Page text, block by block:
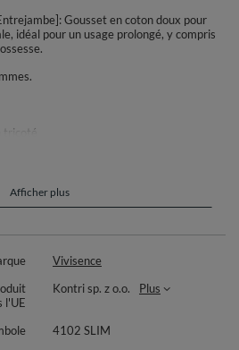
Gousset en coton doux pour
idéal pour un usage prolongé, y compris
tricoté
Afficher plus
Vivisence
l'UE
Kontri sp. z o.o. Plus
4102 SLIM